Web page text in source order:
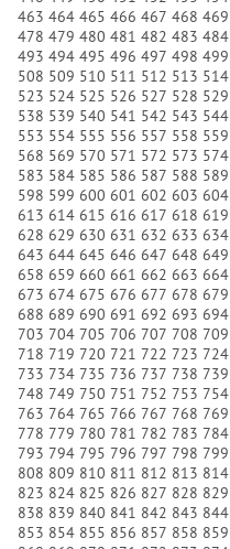
463 464 465 466 467 468 469
478 479 480 481 482 483 484
493 494 495 496 497 498 499
508 509 510 511 512 513 514
523 524 525 526 527 528 529
538 539 540 541 542 543 544
553 554 555 556 557 558 559
568 569 570 571 572 573 574
583 584 585 586 587 588 589
598 599 600 601 602 603 604
613 614 615 616 617 618 619
628 629 630 631 632 633 634
643 644 645 646 647 648 649
658 659 660 661 662 663 664
673 674 675 676 677 678 679
688 689 690 691 692 693 694
703 704 705 706 707 708 709
718 719 720 721 722 723 724
733 734 735 736 737 738 739
748 749 750 751 752 753 754
763 764 765 766 767 768 769
778 779 780 781 782 783 784
793 794 795 796 797 798 799
808 809 810 811 812 813 814
823 824 825 826 827 828 829
838 839 840 841 842 843 844
853 854 855 856 857 858 859